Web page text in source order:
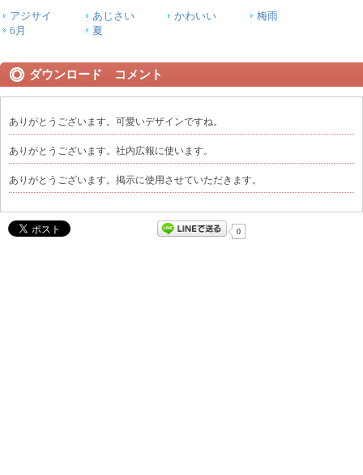
アジサイ あじさい かわいい
梅雨
6月
夏
ダウンロード コメント
ありがとうございます。可愛いデザインですね。
ありがとうございます。社内広報に使います。
ありがとうございます。掲示に使用させていただきます。
0